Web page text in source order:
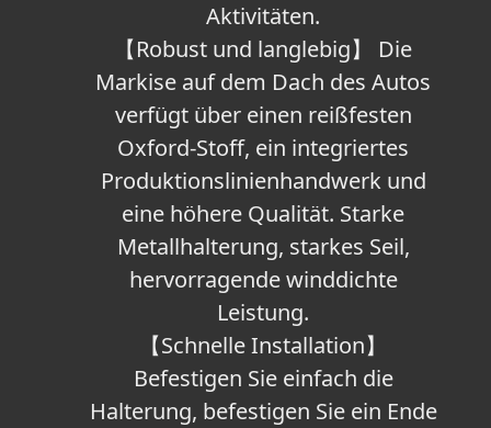
Aktivitäten.
【Robust und langlebig】 Die
Markise auf dem Dach des Autos
verfügt über einen reißfesten
Oxford-Stoff, ein integriertes
Produktionslinienhandwerk und
eine höhere Qualität. Starke
Metallhalterung, starkes Seil,
hervorragende winddichte
Leistung.
【Schnelle Installation】
Befestigen Sie einfach die
Halterung, befestigen Sie ein Ende